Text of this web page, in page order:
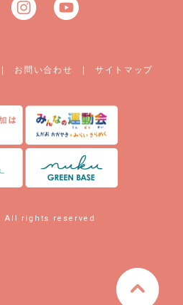
お問い合わせ |サイトマップ
All rights reserved